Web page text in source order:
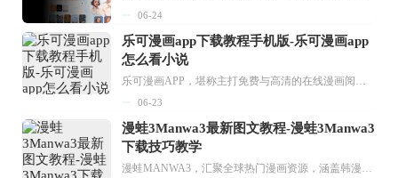
06-24
乐可漫画app下载教程手机版-乐可漫画app
怎么看小说
乐可漫画APP，堪称主打免费与高清的在线漫画阅读神器。其官方版提供海量完整版漫画资源，无论是国内漫画，还是日漫、韩漫、台漫、美漫等国外漫画，应有尽有，随时供你阅读。只需轻点一下，便能直接进入阅读界面。不仅如此，乐可漫画最新版本更新速度极快，在这里，你总能抢先看到全网一手漫画章节内容！...
06-23
漫蛙3Manwa3最新图文教程-漫蛙3Manwa3
下载技巧教学
漫蛙MANWA3，汇聚全球热门漫画资源，涵盖韩漫、欧美漫画、国漫等多种类型，题材丰富多样，全方位满足用户阅读喜好。它不仅是阅读平台，更是创作平台，为广大用户打造零门槛创作环境。...